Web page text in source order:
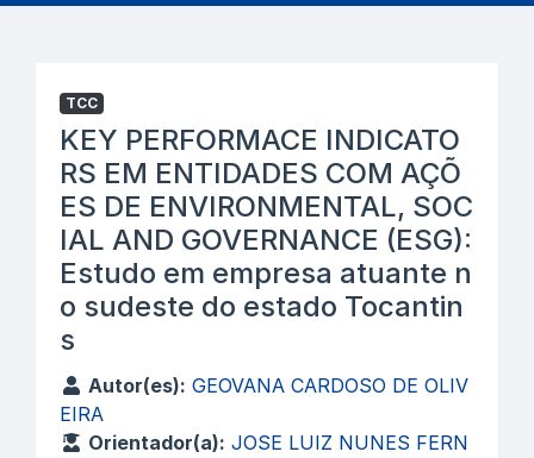
TCC
KEY PERFORMACE INDICATO
RS EM ENTIDADES COM AÇÕ
ES DE ENVIRONMENTAL, SOC
IAL AND GOVERNANCE (ESG):
Estudo em empresa atuante n
o sudeste do estado Tocantin
s
Autor(es): GEOVANA CARDOSO DE OLIV
EIRA
Orientador(a): JOSE LUIZ NUNES FERN